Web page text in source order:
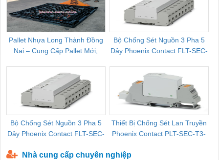
Pallet Nhựa Long Thành Đồng
Nai – Cung Cấp Pallet Mới,
Bộ Chống Sét Nguồn 3 Pha 5
Dây Phoenix Contact FLT-SEC-
Bộ Chống Sét Nguồn 3 Pha 5
Dây Phoenix Contact FLT-SEC-
Thiết Bị Chống Sét Lan Truyền
Phoenix Contact PLT-SEC-T3-
Nhà cung cấp chuyên nghiệp